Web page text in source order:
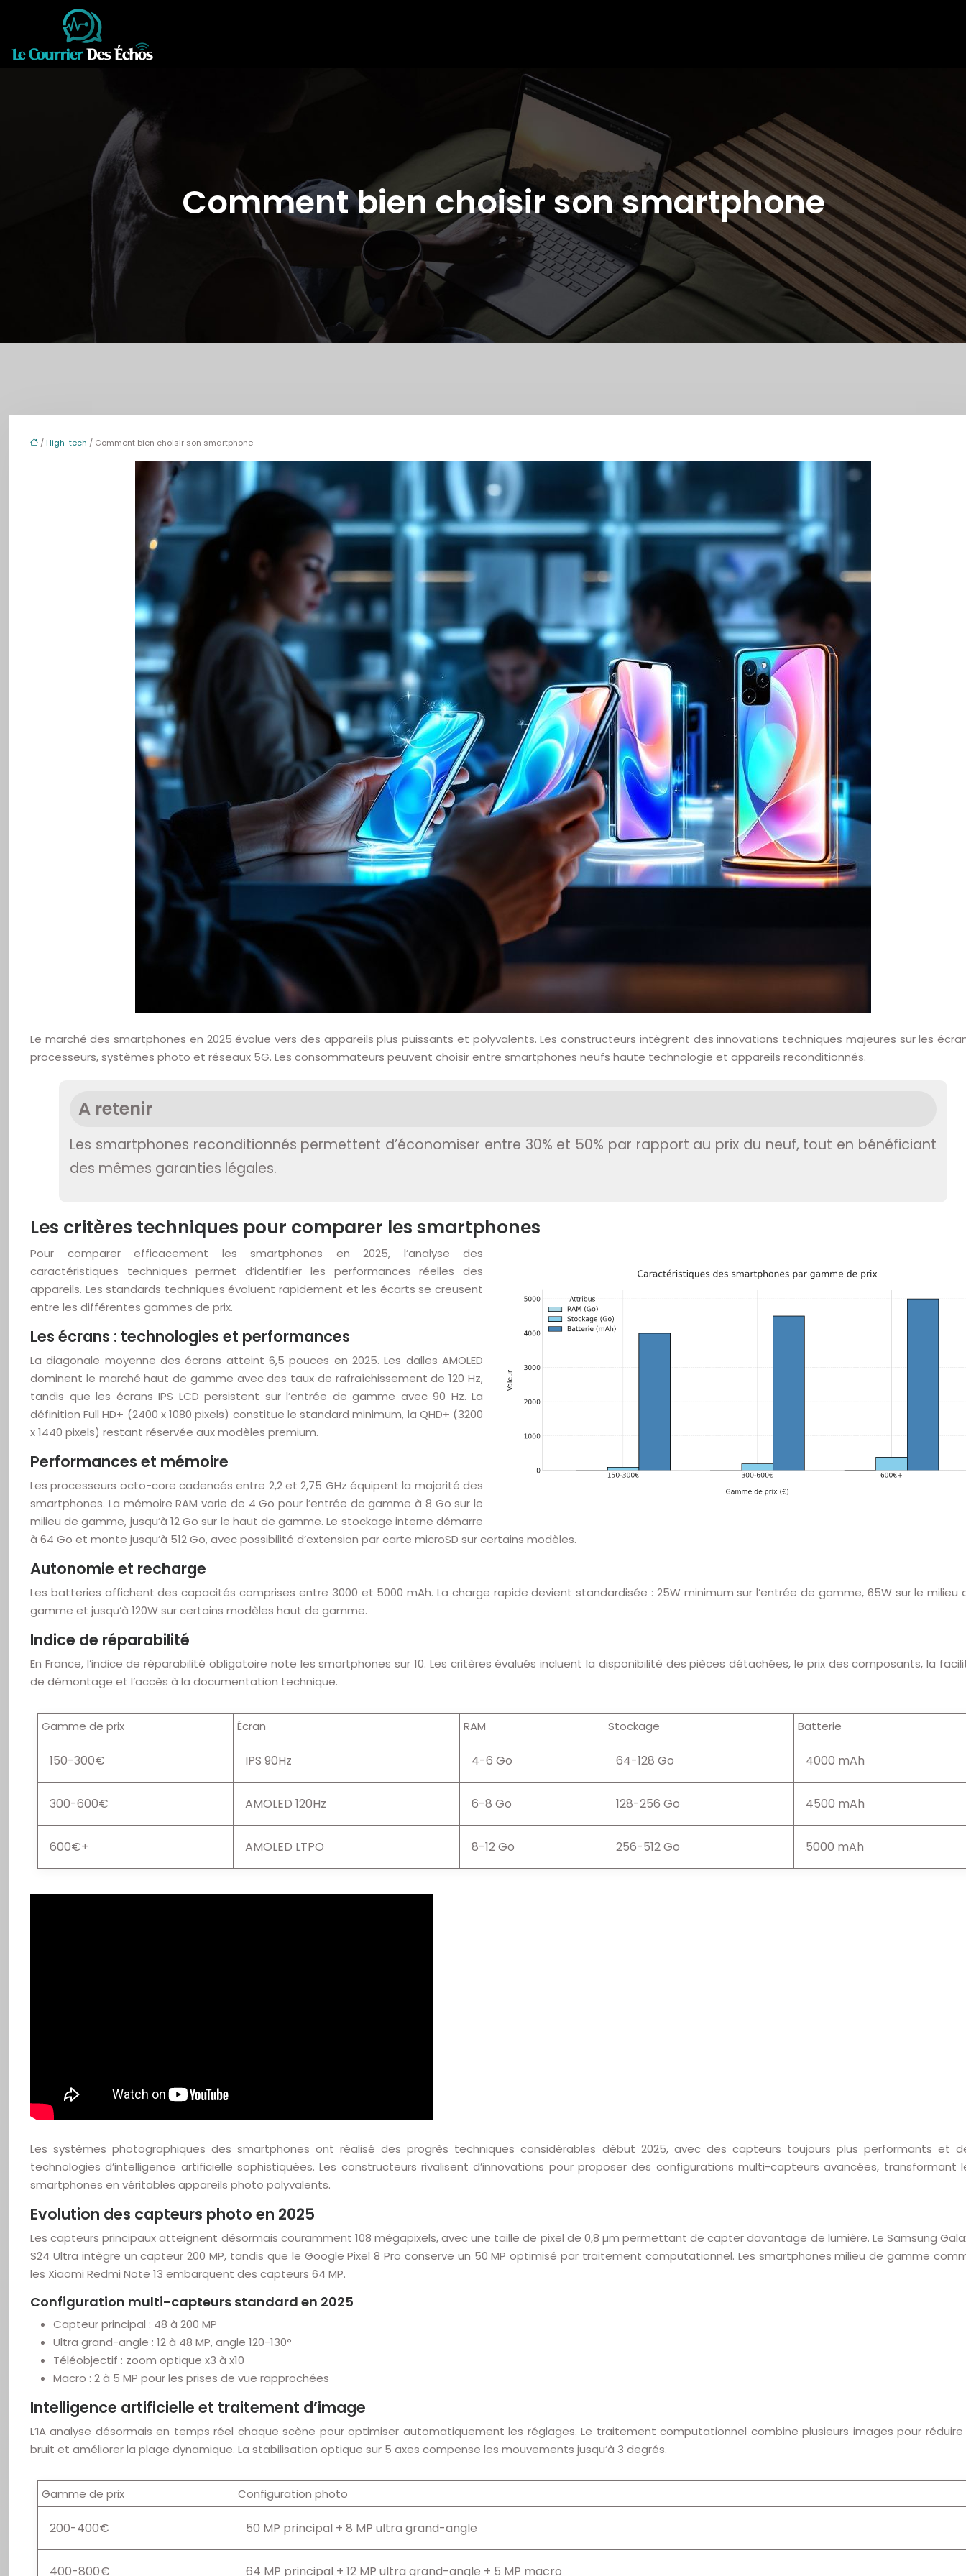
Comment bien choisir son smartphone
/ High-tech / Comment bien choisir son smartphone
Le marché des smartphones en 2025 évolue vers des appareils plus puissants et polyvalents. Les constructeurs intègrent des innovations techniques majeures sur les
processeurs, systèmes photo et réseaux 5G. Les consommateurs peuvent choisir entre smartphones neufs haute technologie et appareils reconditionnés.
A retenir
Les smartphones reconditionnés permettent d’économiser entre 30% et 50% par rapport au prix du neuf, tout en bénéficiant
des mêmes garanties légales.
Les critères techniques pour comparer les smartphones
Pour comparer efficacement les smartphones en 2025, l’analyse des
caractéristiques techniques permet d’identifier les performances réelles des
appareils. Les standards techniques évoluent rapidement et les écarts se creusent
entre les différentes gammes de prix.
Les écrans : technologies et performances
La diagonale moyenne des écrans atteint 6,5 pouces en 2025. Les dalles AMOLED
dominent le marché haut de gamme avec des taux de rafraîchissement de 120 Hz,
tandis que les écrans IPS LCD persistent sur l’entrée de gamme avec 90 Hz. La
définition Full HD+ (2400 x 1080 pixels) constitue le standard minimum, la QHD+ (3200
x 1440 pixels) restant réservée aux modèles premium.
Performances et mémoire
Les processeurs octo-core cadencés entre 2,2 et 2,75 GHz équipent la majorité des
smartphones. La mémoire RAM varie de 4 Go pour l’entrée de gamme à 8 Go sur le
milieu de gamme, jusqu’à 12 Go sur le haut de gamme. Le stockage interne démarre
à 64 Go et monte jusqu’à 512 Go, avec possibilité d’extension par carte microSD sur certains modèles.
Autonomie et recharge
Les batteries affichent des capacités comprises entre 3000 et 5000 mAh. La charge rapide devient standardisée : 25W minimum sur l’entrée de gamme, 65W sur le milieu
gamme et jusqu’à 120W sur certains modèles haut de gamme.
Indice de réparabilité
En France, l’indice de réparabilité obligatoire note les smartphones sur 10. Les critères évalués incluent la disponibilité des pièces détachées, le prix des composants, la
de démontage et l’accès à la documentation technique.
Gamme de prix Écran RAM Stockage Batterie
150-300€ IPS 90Hz 4-6 Go 64-128 Go 4000 mAh
300-600€ AMOLED 120Hz 6-8 Go 128-256 Go 4500 mAh
600€+ AMOLED LTPO 8-12 Go 256-512 Go 5000 mAh
Les systèmes photographiques des smartphones ont réalisé des progrès techniques considérables début 2025, avec des capteurs toujours plus performants et
technologies d’intelligence artificielle sophistiquées. Les constructeurs rivalisent d’innovations pour proposer des configurations multi-capteurs avancées, transformant
smartphones en véritables appareils photo polyvalents.
Evolution des capteurs photo en 2025
Les capteurs principaux atteignent désormais couramment 108 mégapixels, avec une taille de pixel de 0,8 µm permettant de capter davantage de lumière. Le Samsung
S24 Ultra intègre un capteur 200 MP, tandis que le Google Pixel 8 Pro conserve un 50 MP optimisé par traitement computationnel. Les smartphones milieu de gamme
les Xiaomi Redmi Note 13 embarquent des capteurs 64 MP.
Configuration multi-capteurs standard en 2025
Capteur principal : 48 à 200 MP
Ultra grand-angle : 12 à 48 MP, angle 120-130°
Téléobjectif : zoom optique x3 à x10
Macro : 2 à 5 MP pour les prises de vue rapprochées
Intelligence artificielle et traitement d’image
L’IA analyse désormais en temps réel chaque scène pour optimiser automatiquement les réglages. Le traitement computationnel combine plusieurs images pour réduire
bruit et améliorer la plage dynamique. La stabilisation optique sur 5 axes compense les mouvements jusqu’à 3 degrés.
Gamme de prix Configuration photo
200-400€ 50 MP principal + 8 MP ultra grand-angle
400-800€ 64 MP principal + 12 MP ultra grand-angle + 5 MP macro